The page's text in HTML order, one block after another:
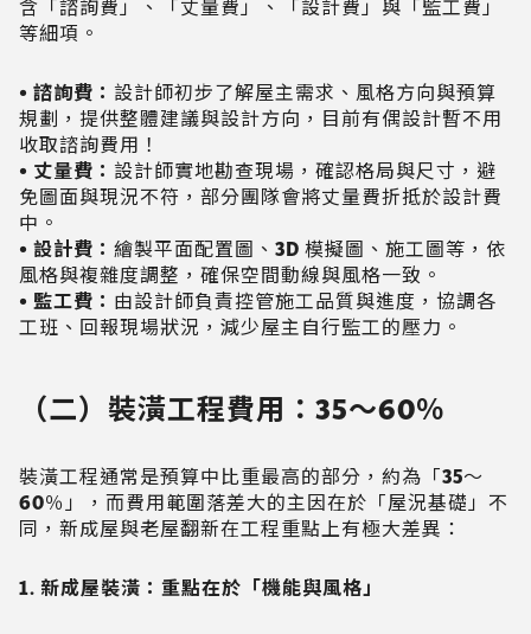
含「諮詢費」、「丈量費」、「設計費」與「監工費」
等細項。
• 諮詢費： 設計師初步了解屋主需求、風格方向與預算
規劃，提供整體建議與設計方向，目前有偶設計暫不用
收取諮詢費用！
• 丈量費： 設計師實地勘查現場，確認格局與尺寸，避
免圖面與現況不符，部分團隊會將丈量費折抵於設計費
中。
• 設計費： 繪製平面配置圖、3D 模擬圖、施工圖等，依
風格與複雜度調整，確保空間動線與風格一致。
• 監工費： 由設計師負責控管施工品質與進度，協調各
工班、回報現場狀況，減少屋主自行監工的壓力。
（二）裝潢工程費用：35～60％
裝潢工程通常是預算中比重最高的部分，約為「35～
60％」，而費用範圍落差大的主因在於「屋況基礎」不
同，新成屋與老屋翻新在工程重點上有極大差異：
1. 新成屋裝潢：重點在於「機能與風格」